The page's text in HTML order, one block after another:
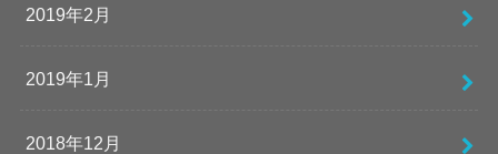
2019年2月
2019年1月
2018年12月